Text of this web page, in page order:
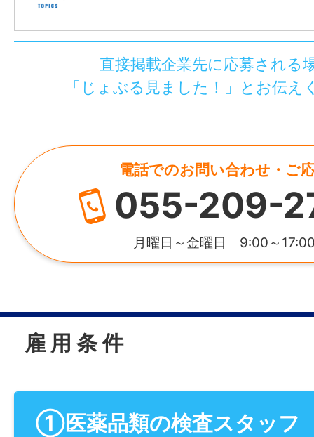
で、やっぱりコミュニケーションが
理に気をつかいすぎちゃうタイプの
かも。細かい作業が好きな人にと
しめる環境ですよ。
Sさん：メンバーは性格的に穏やかな
ね。みんな人混みが苦手という共通
(笑)。細かい作業が好きな方や、接客
細さんにも向いているんじゃないで
ず着実に仕事ができるので、一歩ず
っていきましょう!
直接掲載企業先に応募される
「じょぶる見ました！」とお伝え
電話でのお問い合わせ・ご
055-209-
月曜日～金曜日 9:00～
雇 用 条 件
①医薬品類の検査スタッフ